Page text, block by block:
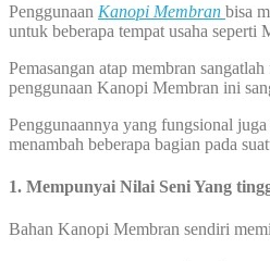
Penggunaan Kanopi Membran bisa
untuk beberapa tempat usaha
Pemasangan atap membran
penggunaan Kanopi Membran ini
Penggunaannya yang fungsional
menambah beberapa bagian pada
1. Mempunyai Nilai Seni Yang
Bahan Kanopi Membran sendiri